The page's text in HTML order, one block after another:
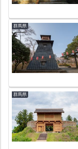
群馬県
群馬県